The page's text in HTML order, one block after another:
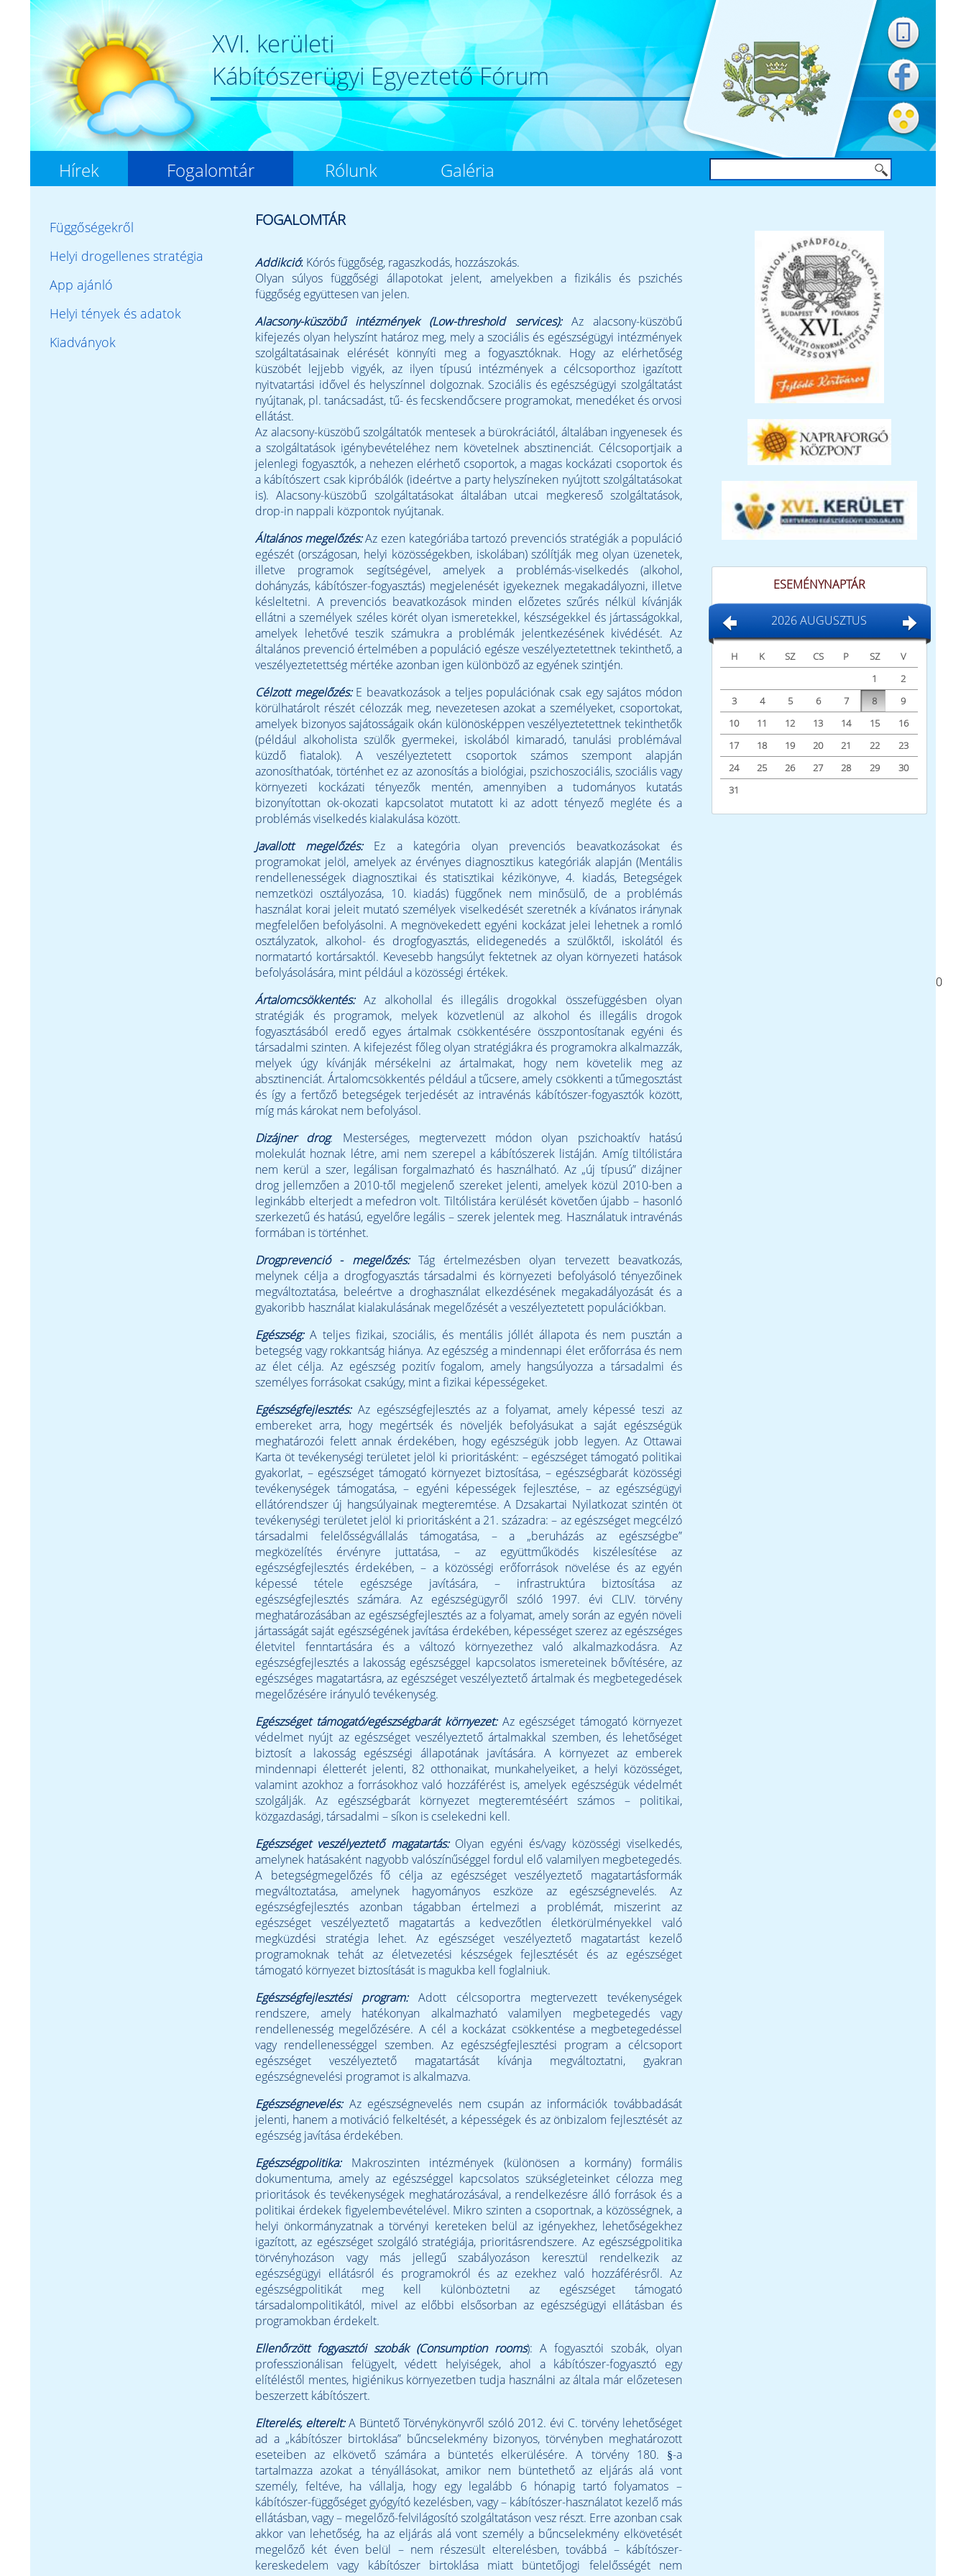
XVI. kerületi
Kábítószerügyi Egyeztető Fórum
Hírek Fogalomtár Rólunk Galéria
Függőségekről
Helyi drogellenes stratégia
App ajánló
Helyi tények és adatok
Kiadványok
FOGALOMTÁR
Addikció: Kórós függőség, ragaszkodás, hozzászokás.
Olyan súlyos függőségi állapotokat jelent, amelyekben a fizikális és pszichés
függőség együttesen van jelen.
Alacsony-küszöbű intézmények (Low-threshold services): Az alacsony-küszöbű
kifejezés olyan helyszínt határoz meg, mely a szociális és egészségügyi intézmények
szolgáltatásainak elérését könnyíti meg a fogyasztóknak. Hogy az elérhetőség
küszöbét lejjebb vigyék, az ilyen típusú intézmények a célcsoporthoz igazított
nyitvatartási idővel és helyszínnel dolgoznak. Szociális és egészségügyi szolgáltatást
nyújtanak, pl. tanácsadást, tű- és fecskendőcsere programokat, menedéket és orvosi
ellátást.
Az alacsony-küszöbű szolgáltatók mentesek a bürokráciától, általában ingyenesek és
a szolgáltatások igénybevételéhez nem követelnek absztinenciát. Célcsoportjaik a
jelenlegi fogyasztók, a nehezen elérhető csoportok, a magas kockázati csoportok és
a kábítószert csak kipróbálók (ideértve a party helyszíneken nyújtott szolgáltatásokat
is). Alacsony-küszöbű szolgáltatásokat általában utcai megkereső szolgáltatások,
drop-in nappali központok nyújtanak.
Általános megelőzés:Az ezen kategóriába tartozó prevenciós stratégiák a populáció
egészét (országosan, helyi közösségekben, iskolában) szólítják meg olyan üzenetek,
illetve programok segítségével, amelyek a problémás-viselkedés (alkohol,
dohányzás, kábítószer-fogyasztás) megjelenését igyekeznek megakadályozni, illetve
késleltetni. A prevenciós beavatkozások minden előzetes szűrés nélkül kívánják
ellátni a személyek széles körét olyan ismeretekkel, készségekkel és jártasságokkal,
amelyek lehetővé teszik számukra a problémák jelentkezésének kivédését. Az
általános prevenció értelmében a populáció egésze veszélyeztetettnek tekinthető, a
veszélyeztetettség mértéke azonban igen különböző az egyének szintjén.
Célzott megelőzés:E beavatkozások a teljes populációnak csak egy sajátos módon
körülhatárolt részét célozzák meg, nevezetesen azokat a személyeket, csoportokat,
amelyek bizonyos sajátosságaik okán különösképpen veszélyeztetettnek tekinthetők
(például alkoholista szülők gyermekei, iskolából kimaradó, tanulási problémával
küzdő fiatalok). A veszélyeztetett csoportok számos szempont alapján
azonosíthatóak, történhet ez az azonosítás a biológiai, pszichoszociális, szociális vagy
környezeti kockázati tényezők mentén, amennyiben a tudományos kutatás
bizonyítottan ok-okozati kapcsolatot mutatott ki az adott tényező megléte és a
problémás viselkedés kialakulása között.
Javallott megelőzés:Ez a kategória olyan prevenciós beavatkozásokat és
programokat jelöl, amelyek az érvényes diagnosztikus kategóriák alapján (Mentális
rendellenességek diagnosztikai és statisztikai kézikönyve, 4. kiadás, Betegségek
nemzetközi osztályozása, 10. kiadás) függőnek nem minősülő, de a problémás
használat korai jeleit mutató személyek viselkedését szeretnék a kívánatos iránynak
megfelelően befolyásolni. A megnövekedett egyéni kockázat jelei lehetnek a romló
osztályzatok, alkohol- és drogfogyasztás, elidegenedés a szülőktől, iskolától és
normatartó kortársaktól. Kevesebb hangsúlyt fektetnek az olyan környezeti hatások
befolyásolására, mint például a közösségi értékek.
Ártalomcsökkentés:Az alkohollal és illegális drogokkal összefüggésben olyan
stratégiák és programok, melyek közvetlenül az alkohol és illegális drogok
fogyasztásából eredő egyes ártalmak csökkentésére összpontosítanak egyéni és
társadalmi szinten. A kifejezést főleg olyan stratégiákra és programokra alkalmazzák,
melyek úgy kívánják mérsékelni az ártalmakat, hogy nem követelik meg az
absztinenciát. Ártalomcsökkentés például a tűcsere, amely csökkenti a tűmegosztást
és így a fertőző betegségek terjedését az intravénás kábítószer-fogyasztók között,
míg más károkat nem befolyásol.
Dizájner drog: Mesterséges, megtervezett módon olyan pszichoaktív hatású
molekulát hoznak létre, ami nem szerepel a kábítószerek listáján. Amíg tiltólistára
nem kerül a szer, legálisan forgalmazható és használható. Az „új típusú” dizájner
drog jellemzően a 2010-től megjelenő szereket jelenti, amelyek közül 2010-ben a
leginkább elterjedt a mefedron volt. Tiltólistára kerülését követően újabb – hasonló
szerkezetű és hatású, egyelőre legális – szerek jelentek meg. Használatuk intravénás
formában is történhet.
Drogprevenció - megelőzés:Tág értelmezésben olyan tervezett beavatkozás,
melynek célja a drogfogyasztás társadalmi és környezeti befolyásoló tényezőinek
megváltoztatása, beleértve a droghasználat elkezdésének megakadályozását és a
gyakoribb használat kialakulásának megelőzését a veszélyeztetett populációkban.
Egészség: A teljes fizikai, szociális, és mentális jóllét állapota és nem pusztán a
betegség vagy rokkantság hiánya. Az egészség a mindennapi élet erőforrása és nem
az élet célja. Az egészség pozitív fogalom, amely hangsúlyozza a társadalmi és
személyes forrásokat csakúgy, mint a fizikai képességeket.
Egészségfejlesztés:Az egészségfejlesztés az a folyamat, amely képessé teszi az
embereket arra, hogy megértsék és növeljék befolyásukat a saját egészségük
meghatározói felett annak érdekében, hogy egészségük jobb legyen. Az Ottawai
Karta öt tevékenységi területet jelöl ki prioritásként: – egészséget támogató politikai
gyakorlat, – egészséget támogató környezet biztosítása, – egészségbarát közösségi
tevékenységek támogatása, – egyéni képességek fejlesztése, – az egészségügyi
ellátórendszer új hangsúlyainak megteremtése. A Dzsakartai Nyilatkozat szintén öt
tevékenységi területet jelöl ki prioritásként a 21. századra: – az egészséget megcélzó
társadalmi felelősségvállalás támogatása, – a „beruházás az egészségbe”
megközelítés érvényre juttatása, – az együttműködés kiszélesítése az
egészségfejlesztés érdekében, – a közösségi erőforrások növelése és az egyén
képessé tétele egészsége javítására, – infrastruktúra biztosítása az
egészségfejlesztés számára. Az egészségügyről szóló 1997. évi CLIV. törvény
meghatározásában az egészségfejlesztés az a folyamat, amely során az egyén növeli
jártasságát saját egészségének javítása érdekében, képességet szerez az egészséges
életvitel fenntartására és a változó környezethez való alkalmazkodásra. Az
egészségfejlesztés a lakosság egészséggel kapcsolatos ismereteinek bővítésére, az
egészséges magatartásra, az egészséget veszélyeztető ártalmak és megbetegedések
megelőzésére irányuló tevékenység.
Egészséget támogató/egészségbarát környezet: Az egészséget támogató környezet
védelmet nyújt az egészséget veszélyeztető ártalmakkal szemben, és lehetőséget
biztosít a lakosság egészségi állapotának javítására. A környezet az emberek
mindennapi életterét jelenti, 82 otthonaikat, munkahelyeiket, a helyi közösséget,
valamint azokhoz a forrásokhoz való hozzáférést is, amelyek egészségük védelmét
szolgálják. Az egészségbarát környezet megteremtéséért számos – politikai,
közgazdasági, társadalmi – síkon is cselekedni kell.
Egészséget veszélyeztető magatartás:Olyan egyéni és/vagy közösségi viselkedés,
amelynek hatásaként nagyobb valószínűséggel fordul elő valamilyen megbetegedés.
A betegségmegelőzés fő célja az egészséget veszélyeztető magatartásformák
megváltoztatása, amelynek hagyományos eszköze az egészségnevelés. Az
egészségfejlesztés azonban tágabban értelmezi a problémát, miszerint az
egészséget veszélyeztető magatartás a kedvezőtlen életkörülményekkel való
megküzdési stratégia lehet. Az egészséget veszélyeztető magatartást kezelő
programoknak tehát az életvezetési készségek fejlesztését és az egészséget
támogató környezet biztosítását is magukba kell foglalniuk.
Egészségfejlesztési program:Adott célcsoportra megtervezett tevékenységek
rendszere, amely hatékonyan alkalmazható valamilyen megbetegedés vagy
rendellenesség megelőzésére. A cél a kockázat csökkentése a megbetegedéssel
vagy rendellenességgel szemben. Az egészségfejlesztési program a célcsoport
egészséget veszélyeztető magatartását kívánja megváltoztatni, gyakran
egészségnevelési programot is alkalmazva.
Egészségnevelés:Az egészségnevelés nem csupán az információk továbbadását
jelenti, hanem a motiváció felkeltését, a képességek és az önbizalom fejlesztését az
egészség javítása érdekében.
Egészségpolitika:Makroszinten intézmények (különösen a kormány) formális
dokumentuma, amely az egészséggel kapcsolatos szükségleteinket célozza meg
prioritások és tevékenységek meghatározásával, a rendelkezésre álló források és a
politikai érdekek figyelembevételével. Mikro szinten a csoportnak, a közösségnek, a
helyi önkormányzatnak a törvényi kereteken belül az igényekhez, lehetőségekhez
igazított, az egészséget szolgáló stratégiája, prioritásrendszere. Az egészségpolitika
törvényhozáson vagy más jellegű szabályozáson keresztül rendelkezik az
egészségügyi ellátásról és programokról és az ezekhez való hozzáférésről. Az
egészségpolitikát meg kell különböztetni az egészséget támogató
társadalompolitikától, mivel az előbbi elsősorban az egészségügyi ellátásban és
programokban érdekelt.
Ellenőrzött fogyasztói szobák (Consumption rooms): A fogyasztói szobák, olyan
professzionálisan felügyelt, védett helyiségek, ahol a kábítószer-fogyasztó egy
elítéléstől mentes, higiénikus környezetben tudja használni az általa már előzetesen
beszerzett kábítószert.
Elterelés, elterelt:A Büntető Törvénykönyvről szóló 2012. évi C. törvény lehetőséget
ad a „kábítószer birtoklása” bűncselekmény bizonyos, törvényben meghatározott
eseteiben az elkövető számára a büntetés elkerülésére. A törvény 180. §-a
tartalmazza azokat a tényállásokat, amikor nem büntethető az eljárás alá vont
személy, feltéve, ha vállalja, hogy egy legalább 6 hónapig tartó folyamatos –
kábítószer-függőséget gyógyító kezelésben, vagy – kábítószer-használatot kezelő más
ellátásban, vagy – megelőző-felvilágosító szolgáltatáson vesz részt. Erre azonban csak
akkor van lehetőség, ha az eljárás alá vont személy a bűncselekmény elkövetését
megelőző két éven belül – nem részesült elterelésben, továbbá – kábítószer-
kereskedelem vagy kábítószer birtoklása miatt büntetőjogi felelősségét nem
ESEMÉNYNAPTÁR
2026 AUGUSZTUS
H K SZ CS P SZ
V
1
2
3
4 5 6 7 8
9
10
11 12 13 14 15
16
17
18 19 20 21 22
23
24
25 26 27 28 29
30
31
0